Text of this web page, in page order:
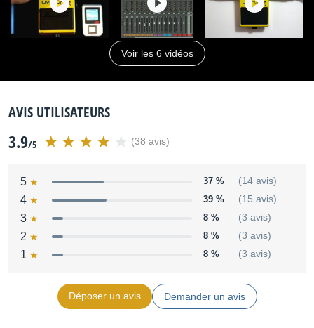
Voir les 6 vidéos
AVIS UTILISATEURS
3.9/5 (38 avis)
5 37 % (14 avis)
4 39 % (15 avis)
3 8 % (3 avis)
2 8 % (3 avis)
1 8 % (3 avis)
Déposer un avis Demander un avis